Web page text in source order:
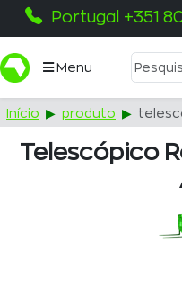
Portugal +351
Menu
Início produto
Telescópico